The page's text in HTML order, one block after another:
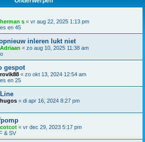
herman s « vr aug 22, 2025 1:13 pm
en 45
inleren lukt niet
Adriaan « zo aug 10, 2025 11:38 am
gespot
rovik88 « zo okt 13, 2024 12:54 am
en 25
hugos « di apr 16, 2024 8:27 pm
cotcot « vr dec 29, 2023 5:17 pm
& SV